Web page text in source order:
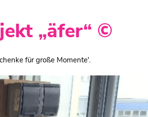
„äfer“ ©
für große Momente'.